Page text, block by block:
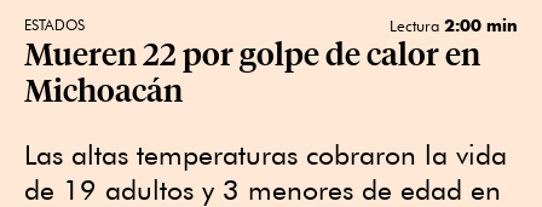
ESTADOS Lectura 2:00 min
Mueren 22 por golpe de calor en
Michoacán
Las altas temperaturas cobraron la vida
de 19 adultos y 3 menores de edad en